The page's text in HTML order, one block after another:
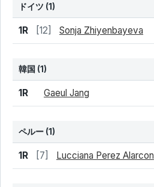
ドイツ (1)
結果 シード 選手名
1R [12] Sonja Zhiyenbayeva
韓国 (1)
結果 シード 選手名
1R Gaeul Jang
ペルー (1)
結果 シード 選手名
1R [7] Lucciana Perez Alarcon